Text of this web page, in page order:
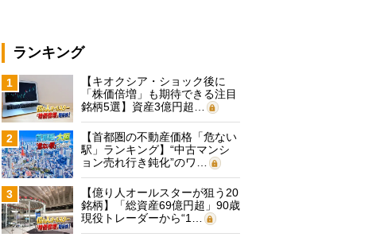
ランキング
1
【キオクシア・ショック後に
「株価倍増」も期待できる注目
銘柄5選】資産3億円超…
2
【首都圏の不動産価格「危ない
駅」ランキング】“中古マンシ
ョン売れ行き鈍化”のワ…
3
【億り人オールスターが狙う20
銘柄】「総資産69億円超」90歳
現役トレーダーから“1…